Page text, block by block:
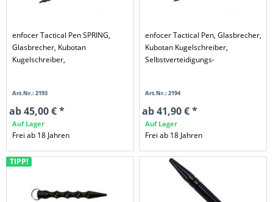
enfocer Tactical Pen SPRING,
Glasbrecher, Kubotan
Kugelschreiber,
Art.Nr.: 2193
ab 45,00 € *
Auf Lager
Frei ab 18 Jahren
enfocer Tactical Pen, Glasbrecher,
Kubotan Kugelschreiber,
Selbstverteidigungs-
Art.Nr.: 2194
ab 41,90 € *
Auf Lager
Frei ab 18 Jahren
TIPP!